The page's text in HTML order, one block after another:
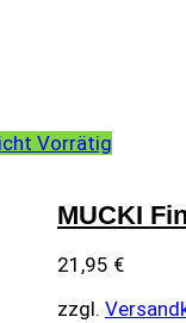
Vorrätig
MUCKI
21,95 €
zzgl.